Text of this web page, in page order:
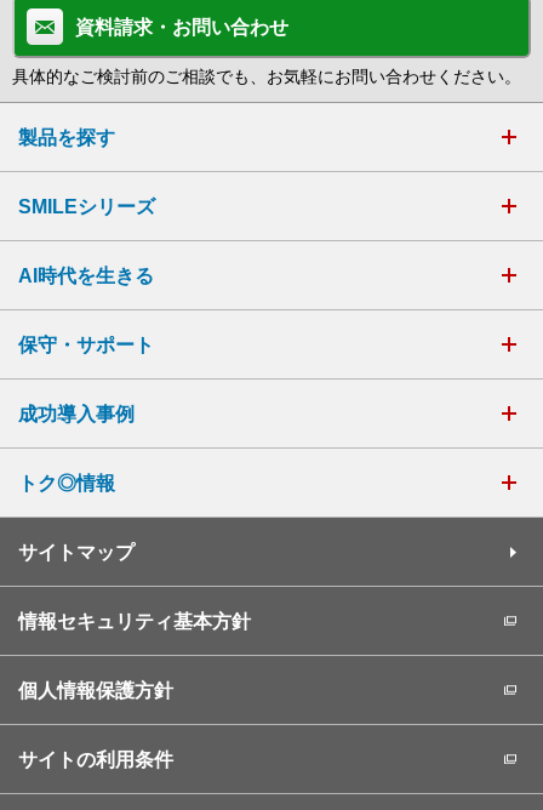
資料請求・お問い合わせ
具体的なご検討前のご相談でも、お気軽にお問い合わせください。
製品を探す
SMILEシリーズ
AI時代を生きる
保守・サポート
成功導入事例
トク◎情報
サイトマップ
情報セキュリティ基本方針
個人情報保護方針
サイトの利用条件